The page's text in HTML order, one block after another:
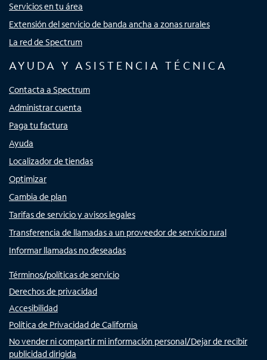
Servicios en tu área
Extensión del servicio de banda ancha a zonas rurales
La red de Spectrum
AYUDA Y ASISTENCIA TÉCNICA
Contacta a Spectrum
Administrar cuenta
Paga tu factura
Ayuda
Localizador de tiendas
Optimizar
Cambia de plan
Tarifas de servicio y avisos legales
Transferencia de llamadas a un proveedor de servicio rural
Informar llamadas no deseadas
Términos/políticas de servicio
Derechos de privacidad
Accesibilidad
Política de Privacidad de California
No vender ni compartir mi información personal/Dejar de recibir
publicidad dirigida